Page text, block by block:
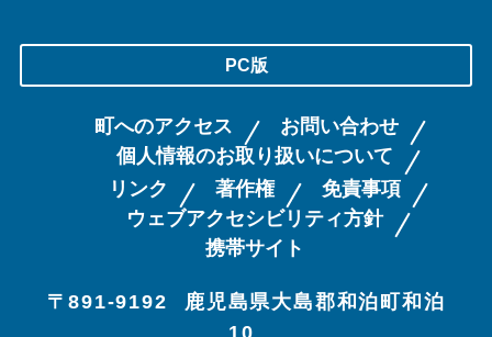
PC版
町へのアクセス
お問い合わせ
個人情報のお取り扱いについて
リンク
著作権
免責事項
ウェブアクセシビリティ方針
携帯サイト
〒891-9192
鹿児島県大島郡和泊町和泊
10